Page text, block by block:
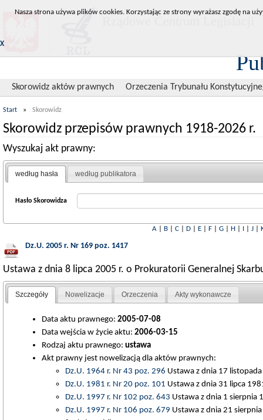
Skorowidz aktów prawnych Orzeczenia Trybunału
Start » Skorowidz
Skorowidz przepisów prawnych 1918-2026 r.
Wyszukaj akt prawny:
według hasła według publikatora
Hasło Skorowidza
A| B| C| D| E| F| G| H| I| J|
Dz.U. 2005 r. Nr 169 poz. 1417
Ustawa z dnia 8 lipca 2005 r. o Prokuratorii Generalnej
Szczegóły Nowelizacje Orzeczenia Akty wykonawcze
Data aktu prawnego: 2005-07-08
Data wejścia w życie aktu: 2006-03-15
Rodzaj aktu prawnego: ustawa
Akt prawny jest nowelizacją dla aktów prawnych:
Dz.U. 1964 r. Nr 43 poz. 296 Ustawa z dnia 17
Dz.U. 1981 r. Nr 20 poz. 101 Ustawa z dnia 31 lipca
Dz.U. 1997 r. Nr 102 poz. 643 Ustawa z dnia 1 sierpnia
Dz.U. 1997 r. Nr 106 poz. 679 Ustawa z dnia 21
Nasza strona używa plików cookies. Korzystając ze strony wyrażasz zgodę na
X